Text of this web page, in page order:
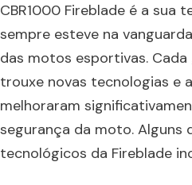
CBR1000 Fireblade é a sua
sempre esteve na
das motos esportivas.
trouxe novas tecnologias e
melhoraram
segurança da moto. Alguns
tecnológicos da Fireblade